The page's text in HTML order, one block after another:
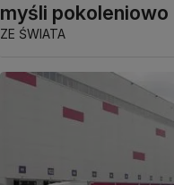
myśli pokoleniowo
ZE ŚWIATA